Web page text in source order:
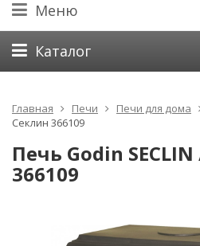
Меню
Каталог
Главная Печи Печи для дома
Секлин 366109
Печь Godin
366109